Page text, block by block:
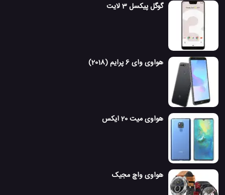
گوگل پیکسل 3 لایت
هواوی وای 6 پرایم (2018)
هواوی میت 20 ایکس
هواوی واچ مجیک